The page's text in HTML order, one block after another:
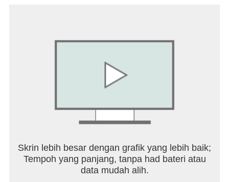
and become an idol to others.
Instagram: https://www.instagram.com/bigoliveapp
Facebook: https://www.facebook.com/bigoliveapp
YouTube: https://www.youtube.com/bigoliveofficial
Any feedback? Please contact us at
Skrin lebih besar dengan grafik yang lebih baik;
Tempoh yang panjang, tanpa had bateri atau
data mudah alih.